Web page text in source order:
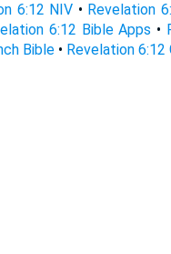
6:12 NIV • Revelation
6:12 Bible Apps •
Bible• Revelation 6:12